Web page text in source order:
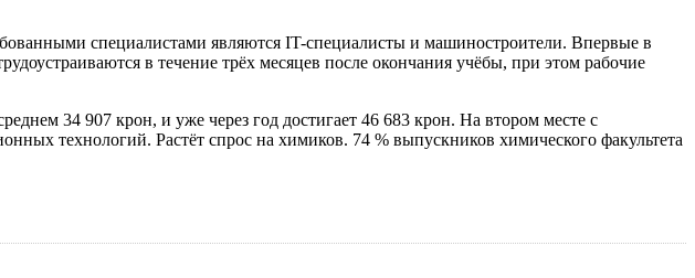
специалистами являются IT-специалисты и машиностроители. Впервые в
в течение трёх месяцев после окончания учёбы, при этом рабочие
34 907 крон, и уже через год достигает 46 683 крон. На втором месте с
технологий. Растёт спрос на химиков. 74 % выпускников химического факультета